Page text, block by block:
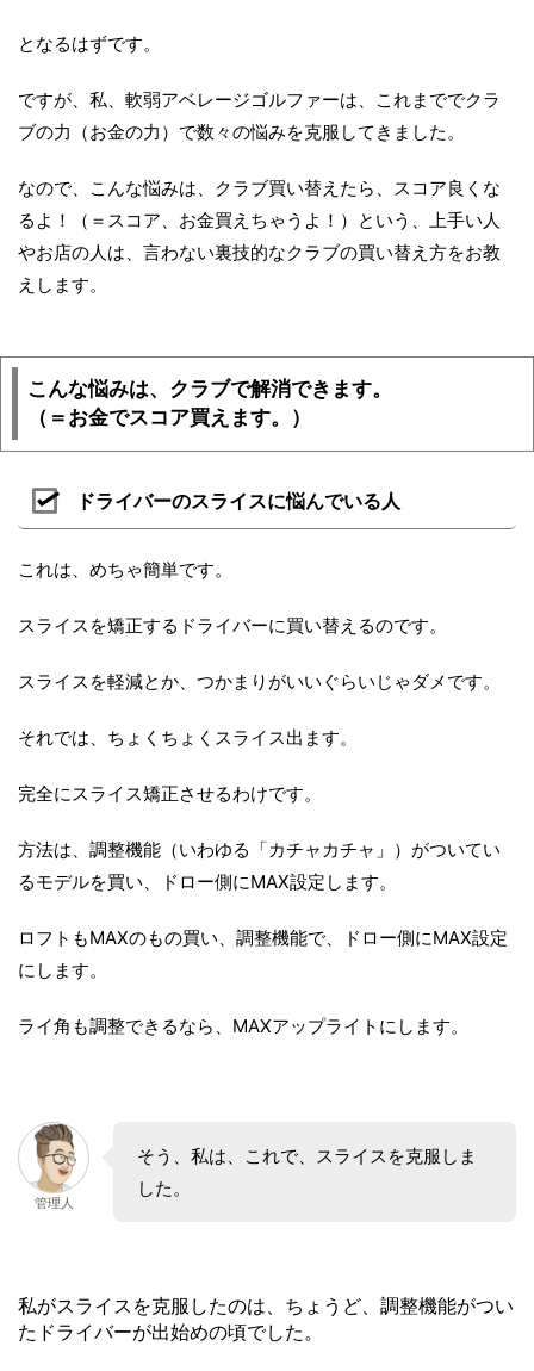
となるはずです。
ですが、私、軟弱アベレージゴルファーは、これまででクラ
ブの力（お金の力）で数々の悩みを克服してきました。
なので、こんな悩みは、クラブ買い替えたら、スコア良くな
るよ！（＝スコア、お金買えちゃうよ！）という、上手い人
やお店の人は、言わない裏技的なクラブの買い替え方をお教
えします。
こんな悩みは、クラブで解消できます。
（＝お金でスコア買えます。）
ドライバーのスライスに悩んでいる人
これは、めちゃ簡単です。
スライスを矯正するドライバーに買い替えるのです。
スライスを軽減とか、つかまりがいいぐらいじゃダメです。
それでは、ちょくちょくスライス出ます。
完全にスライス矯正させるわけです。
方法は、調整機能（いわゆる「カチャカチャ」）がついてい
るモデルを買い、ドロー側にMAX設定します。
ロフトもMAXのもの買い、調整機能で、ドロー側にMAX設定
にします。
ライ角も調整できるなら、MAXアップライトにします。
管理人
そう、私は、これで、スライスを克服しま
した。
私がスライスを克服したのは、ちょうど、調整機能がつい
たドライバーが出始めの頃でした。